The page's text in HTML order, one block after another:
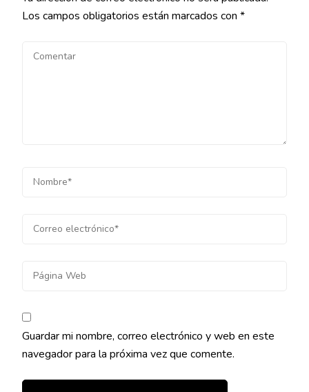
Los campos obligatorios están marcados con *
Guardar mi nombre, correo electrónico y web en este
navegador para la próxima vez que comente.